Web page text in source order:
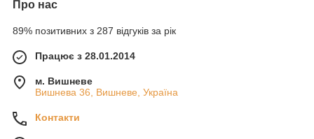
Про нас
89% позитивних з 287 відгуків за рік
Працює з 28.01.2014
м. Вишневе
Вишнева 36, Вишневе, Україна
Контакти